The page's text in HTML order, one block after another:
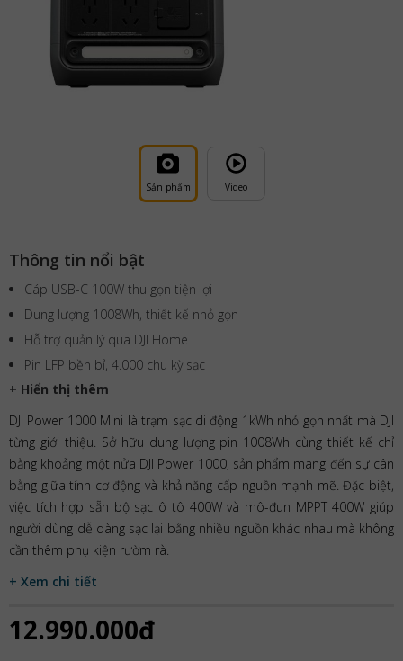
Sản phẩm Video
Thông tin nổi bật
Cáp USB-C 100W thu gọn tiện lợi
Dung lượng 1008Wh, thiết kế nhỏ gọn
Hỗ trợ quản lý qua DJI Home
Pin LFP bền bỉ, 4.000 chu kỳ sạc
+ Hiển thị thêm
DJI Power 1000 Mini là trạm sạc di động 1kWh nhỏ gọn nhất mà DJI
từng giới thiệu. Sở hữu dung lượng pin 1008Wh cùng thiết kế chỉ
bằng khoảng một nửa DJI Power 1000, sản phẩm mang đến sự cân
bằng giữa tính cơ động và khả năng cấp nguồn mạnh mẽ. Đặc biệt,
việc tích hợp sẵn bộ sạc ô tô 400W và mô-đun MPPT 400W giúp
người dùng dễ dàng sạc lại bằng nhiều nguồn khác nhau mà không
cần thêm phụ kiện rườm rà.
+ Xem chi tiết
12.990.000đ